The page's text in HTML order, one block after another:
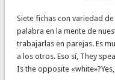
Siete fichas con variedad
palabra en la mente de
trabajarlas en parejas. Es
a los otros. Eso sí, They
Is the opposite